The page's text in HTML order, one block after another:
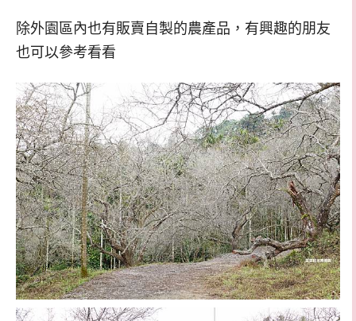
除外園區內也有販賣自製的農產品，有興趣的朋友
也可以參考看看